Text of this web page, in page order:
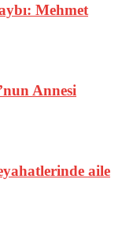
Mehmet
Annesi
aile